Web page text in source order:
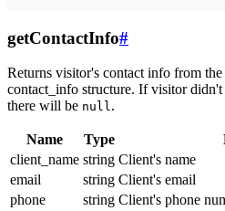
getContactInfo#
Returns visitor's contact info from the
contact_info structure. If visitor
there will be null.
Name Type
client_name string Client's name
email
string Client's email
phone
string Client's phone